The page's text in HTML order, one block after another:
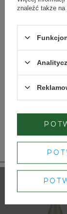
INNE
Winnica
65,00
Strona
Czy
znaleźć także na